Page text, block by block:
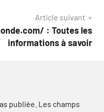
Article suivant
: Toutes les
informations à savoir
publiée. Les champs